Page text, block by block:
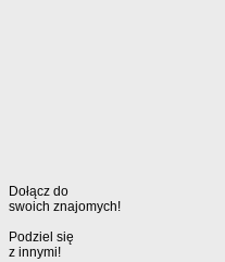
Dołącz do
swoich znajomych!
Podziel się
z innymi!